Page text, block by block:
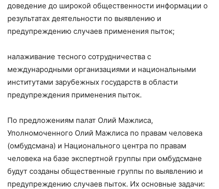
доведение до широкой общественности информации о
результатах деятельности по выявлению и
предупреждению случаев применения пыток;
налаживание тесного сотрудничества с
международными организациями и национальными
институтами зарубежных государств в области
предупреждения применения пыток.
По предложениям палат Олий Мажлиса,
Уполномоченного Олий Мажлиса по правам человека
(омбудсмана) и Национального центра по правам
человека на базе экспертной группы при омбудсмане
будут созданы общественные группы по выявлению и
предупреждению случаев пыток. Их основные задачи: